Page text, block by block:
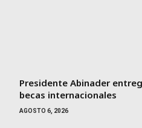
Presidente Abinader
becas internacionales
AGOSTO 6, 2026